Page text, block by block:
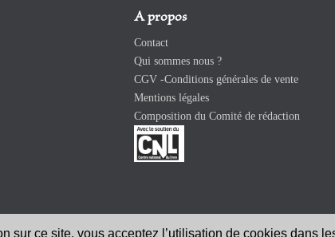
sur ce site, vous acceptez l’utilisation de cookies dans
A propos
Contact
Qui sommes nous ?
CGV -Conditions générales de vente
Mentions légales
Composition du Comité de rédaction